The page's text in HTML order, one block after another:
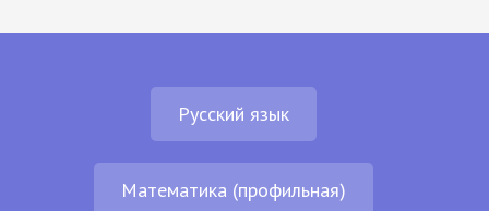
Русский язык
Математика (профильная)